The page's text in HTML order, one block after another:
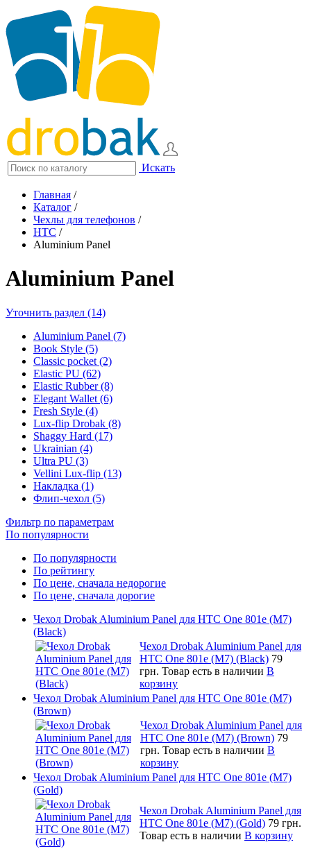
Искать
Главная /
Каталог /
Чехлы для телефонов /
HTC /
Aluminium Panel
Aluminium Panel
Уточнить раздел (14)
Aluminium Panel (7)
Book Style (5)
Classic pocket (2)
Elastic PU (62)
Elastic Rubber (8)
Elegant Wallet (6)
Fresh Style (4)
Lux-flip Drobak (8)
Shaggy Hard (17)
Ukrainian (4)
Ultra PU (3)
Vellini Lux-flip (13)
Накладка (1)
Флип-чехол (5)
Фильтр по параметрам
По популярности
По популярности
По рейтингу
По цене, сначала недорогие
По цене, сначала дорогие
Чехол Drobak Aluminium Panel для HTC One 801e (M7)
(Black)
Чехол Drobak Aluminium Panel для
HTC One 801e (M7) (Black) 79
грн. Товар есть в наличии В
корзину
Чехол Drobak Aluminium Panel для HTC One 801e (M7)
(Brown)
Чехол Drobak Aluminium Panel для
HTC One 801e (M7) (Brown) 79
грн. Товар есть в наличии В
корзину
Чехол Drobak Aluminium Panel для HTC One 801e (M7)
(Gold)
Чехол Drobak Aluminium Panel для
HTC One 801e (M7) (Gold) 79 грн.
Товар есть в наличии В корзину